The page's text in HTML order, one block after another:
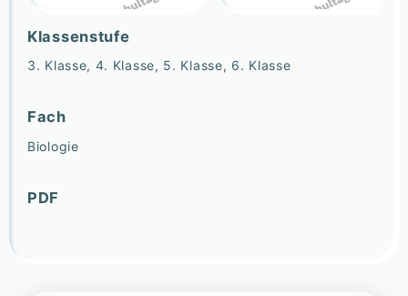
Klassenstufe
3. Klasse, 4. Klasse, 5. Klasse, 6. Klasse
Fach
Biologie
PDF